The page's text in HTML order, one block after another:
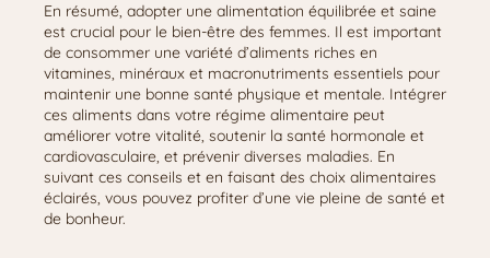
En résumé, adopter une alimentation équilibrée et saine
est crucial pour le bien-être des femmes. Il est important
de consommer une variété d’aliments riches en
vitamines, minéraux et macronutriments essentiels pour
maintenir une bonne santé physique et mentale. Intégrer
ces aliments dans votre régime alimentaire peut
améliorer votre vitalité, soutenir la santé hormonale et
cardiovasculaire, et prévenir diverses maladies. En
suivant ces conseils et en faisant des choix alimentaires
éclairés, vous pouvez profiter d’une vie pleine de santé et
de bonheur.